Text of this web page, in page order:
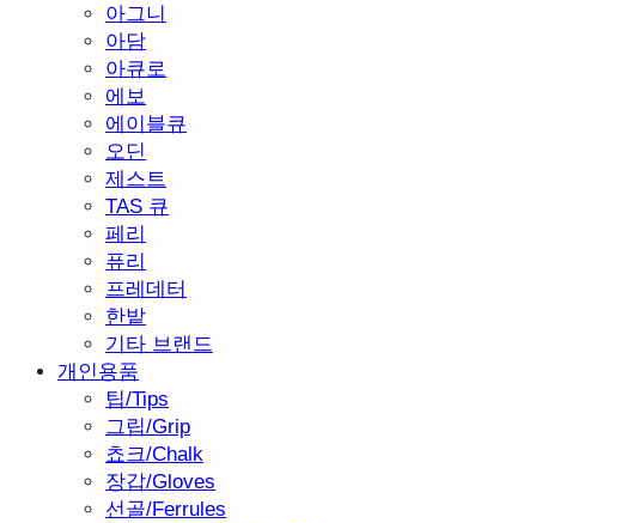
아그니
아담
아큐로
에보
에이블큐
오딘
제스트
TAS 큐
페리
퓨리
프레데터
한밭
기타 브랜드
개인용품
팁/Tips
그립/Grip
쵸크/Chalk
장갑/Gloves
선골/Ferrules